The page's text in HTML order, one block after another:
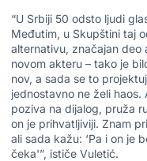
“U Srbiji 50 odsto ljudi
Međutim, u Skupštini taj
alternativu, značajan deo
novom akteru – tako je
nov, a sada se to
jednostavno ne želi
poziva na dijalog, pruža
on je prihvatljiviji. Znam
ali sada kažu: ‘Pa i on je
čeka'”, ističe Vuletić.